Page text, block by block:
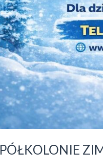
PÓŁKOLONIE